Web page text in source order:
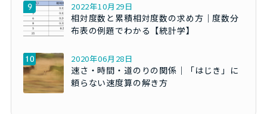
2022年10月29日
相対度数と累積相対度数の求め方｜度数分
布表の例題でわかる【統計学】
2020年06月28日
速さ・時間・道のりの関係｜「はじき」に
頼らない速度算の解き方